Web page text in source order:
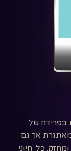
בפרידה של
מאתגרת אך גם
כלי חיוני